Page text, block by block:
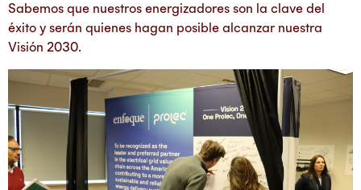
Sabemos que nuestros energizadores son la clave del
éxito y serán quienes hagan posible alcanzar nuestra
Visión 2030.